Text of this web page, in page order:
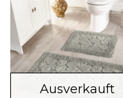
Ausverkauft